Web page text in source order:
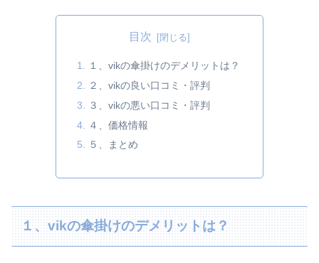
目次
１、vikの傘掛けのデメリットは？
２、vikの良い口コミ・評判
３、vikの悪い口コミ・評判
４、価格情報
５、まとめ
１、vikの傘掛けのデメリットは？